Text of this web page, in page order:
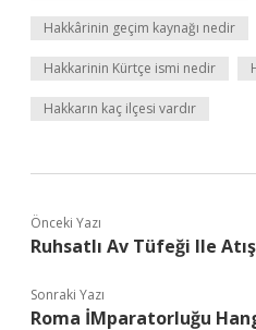
Hakkârinin geçim kaynağı nedir
Hakkarinin Kürtçe ismi nedir
Hakkarın kaç ilçesi vardır
Önceki Yazı
Ruhsatlı Av Tüfeği Ile Atış
Sonraki Yazı
Roma İMparatorluğu